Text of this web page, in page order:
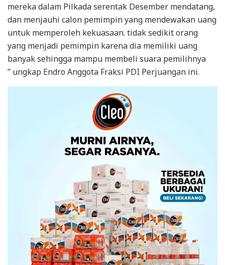
mereka dalam Pilkada serentak Desember mendatang,
dan menjauhi calon pemimpin yang mendewakan uang
untuk memperoleh kekuasaan. tidak sedikit orang
yang menjadi pemimpin karena dia memiliki uang
banyak sehingga mampu membeli suara pemilihnya
” ungkap Endro Anggota Fraksi PDI Perjuangan ini.